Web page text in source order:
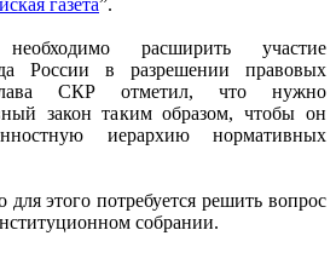
расширить участие
России в разрешении правовых
СКР отметил, что нужно
закон таким образом, чтобы он
иерархию нормативных
этого потребуется решить вопрос
собрании.